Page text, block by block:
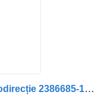
Hadica Țeavă de ulei pentru servodirecție 2386685-13 na nákladného auta Scania